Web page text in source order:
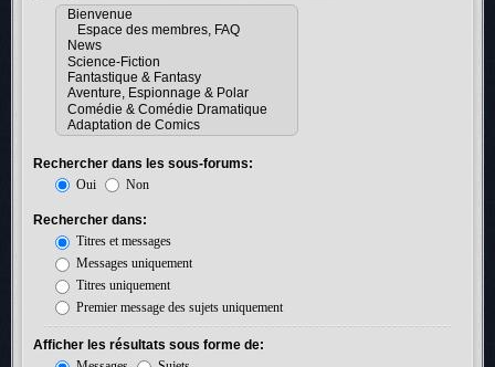
Rechercher dans les sous-forums:
Oui
Non
Rechercher dans:
Titres et messages
Messages uniquement
Titres uniquement
Premier message des sujets uniquement
Afficher les résultats sous forme de: